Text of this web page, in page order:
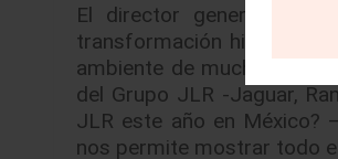
El director general de
transformación histórica
ambiente de mucha
del Grupo JLR -Jaguar,
JLR este año en México?
nos permite mostrar todo